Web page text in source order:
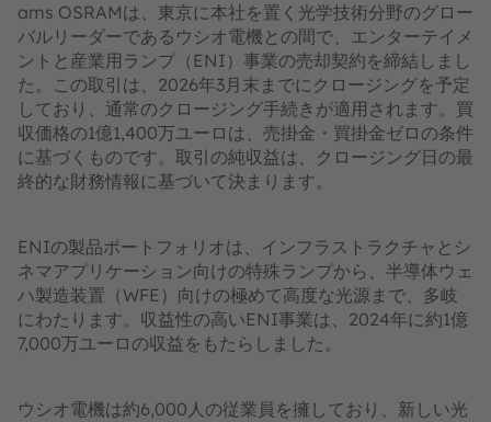
ams OSRAMは、東京に本社を置く光学技術分野のグロー
バルリーダーであるウシオ電機との間で、エンターテイメ
ントと産業用ランプ（ENI）事業の売却契約を締結しまし
た。この取引は、2026年3月末までにクロージングを予定
しており、通常のクロージング手続きが適用されます。買
収価格の1億1,400万ユーロは、売掛金・買掛金ゼロの条件
に基づくものです。取引の純収益は、クロージング日の最
終的な財務情報に基づいて決まります。
ENIの製品ポートフォリオは、インフラストラクチャとシ
ネマアプリケーション向けの特殊ランプから、半導体ウェ
ハ製造装置（WFE）向けの極めて高度な光源まで、多岐
にわたります。収益性の高いENI事業は、2024年に約1億
7,000万ユーロの収益をもたらしました。
ウシオ電機は約6,000人の従業員を擁しており、新しい光